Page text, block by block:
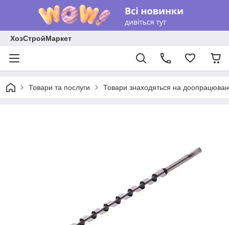
ХозСтройМаркет
Товари та послуги Товари знаходяться на